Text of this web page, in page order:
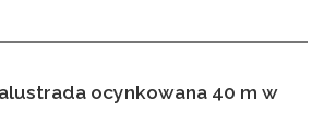
ocynkowana 40 m w